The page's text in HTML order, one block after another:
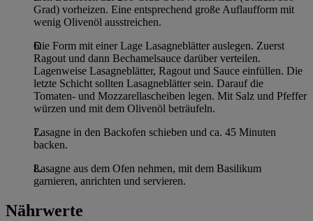
Grad) vorheizen. Eine entsprechend große Auflaufform mit
wenig Olivenöl ausstreichen.
Die Form mit einer Lage Lasagneblätter auslegen. Zuerst
Ragout und dann Bechamelsauce darüber verteilen.
Lagenweise Lasagneblätter, Ragout und Sauce einfüllen. Die
letzte Schicht sollten Lasagneblätter sein. Darauf die
Tomaten- und Mozzarellascheiben legen. Mit Salz und Pfeffer
würzen und mit dem Olivenöl beträufeln.
Lasagne in den Backofen schieben und ca. 45 Minuten
backen.
Lasagne aus dem Ofen nehmen, mit dem Basilikum
garnieren, anrichten und servieren.
Nährwerte